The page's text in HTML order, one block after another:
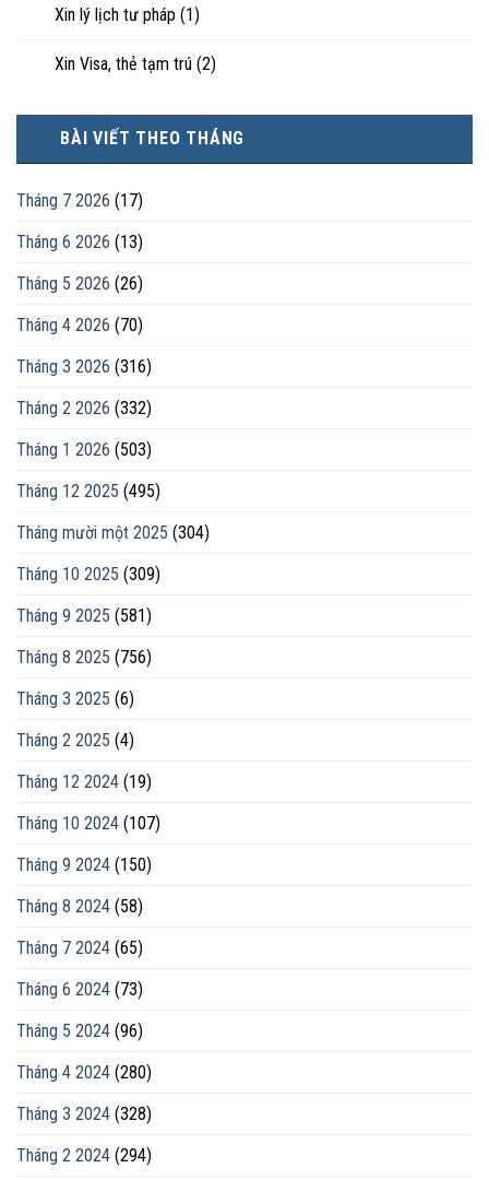
Xin lý lịch tư pháp (1)
Xin Visa, thẻ tạm trú (2)
BÀI VIẾT THEO THÁNG
Tháng 7 2026 (17)
Tháng 6 2026 (13)
Tháng 5 2026 (26)
Tháng 4 2026 (70)
Tháng 3 2026 (316)
Tháng 2 2026 (332)
Tháng 1 2026 (503)
Tháng 12 2025 (495)
Tháng mười một 2025 (304)
Tháng 10 2025 (309)
Tháng 9 2025 (581)
Tháng 8 2025 (756)
Tháng 3 2025 (6)
Tháng 2 2025 (4)
Tháng 12 2024 (19)
Tháng 10 2024 (107)
Tháng 9 2024 (150)
Tháng 8 2024 (58)
Tháng 7 2024 (65)
Tháng 6 2024 (73)
Tháng 5 2024 (96)
Tháng 4 2024 (280)
Tháng 3 2024 (328)
Tháng 2 2024 (294)